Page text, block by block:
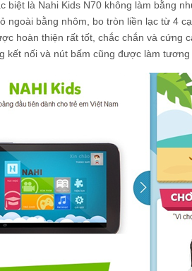
biệt là Nahi Kids N70 không làm bằng
ngoài bằng nhôm, bo tròn liền lạc từ 4
hoàn thiện rất tốt, chắc chắn và cứng
kết nối và nút bấm cũng được làm tương